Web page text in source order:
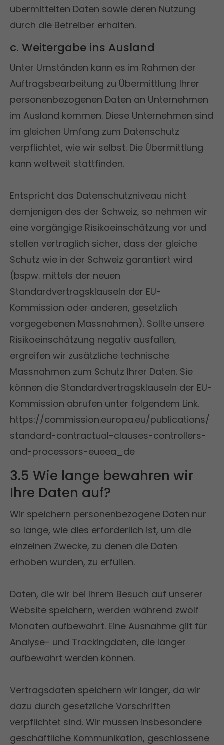
übermittelten Daten sowie deren Nutzung
durch die Betreiber erhalten.
c. Weitergabe ins Ausland
Unter Umständen kann es im Rahmen der
Auftragsbearbeitung zu Übermittlung Ihrer
personenbezogenen Daten an Unternehmen
im Ausland kommen. Diese Unternehmen sind
im gleichen Umfang zum Datenschutz
verpflichtet, wie wir selbst. Die Übermittlung
kann weltweit stattfinden.
Entspricht das Datenschutzniveau nicht
demjenigen des der Schweiz, so nehmen wir
eine vorgängige Risikoeinschätzung vor und
stellen vertraglich sicher, dass der gleiche
Schutz wie in der Schweiz garantiert wird
(bspw. mittels der neuen
Standardvertragsklauseln der EU-
Kommission oder anderen, gesetzlich
vorgegebenen Massnahmen). Sollte unsere
Risikoeinschätzung negativ ausfallen,
ergreifen wir zusätzliche technische
Massnahmen zum Schutz Ihrer Daten. Sie
können die Standardvertragsklauseln der EU-
Kommission abrufen unter folgendem Link.
https://commission.europa.eu/publications/
standard-contractual-clauses-controllers-
and-processors-eueea_de
3.5 Wie lange bewahren wir
Ihre Daten auf?
Wir speichern personenbezogene Daten nur
so lange, wie dies erforderlich ist, um die
einzelnen Zwecke, zu denen die Daten
erhoben wurden, zu erfüllen.
Daten, die wir bei Ihrem Besuch auf unserer
Website speichern, werden während zwölf
Monaten aufbewahrt. Eine Ausnahme gilt für
Analyse- und Trackingdaten, die länger
aufbewahrt werden können.
Vertragsdaten speichern wir länger, da wir
dazu durch gesetzliche Vorschriften
verpflichtet sind. Wir müssen insbesondere
geschäftliche Kommunikation, geschlossene